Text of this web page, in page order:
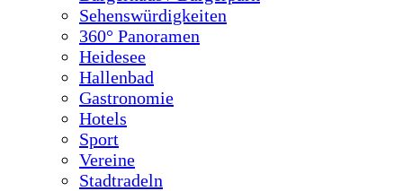
Sehenswürdigkeiten
360° Panoramen
Heidesee
Hallenbad
Gastronomie
Hotels
Sport
Vereine
Stadtradeln